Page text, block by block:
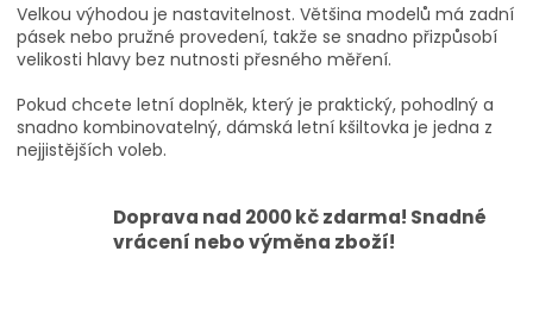
Velkou výhodou je nastavitelnost. Většina modelů má zadní
pásek nebo pružné provedení, takže se snadno přizpůsobí
velikosti hlavy bez nutnosti přesného měření.
Pokud chcete letní doplněk, který je praktický, pohodlný a
snadno kombinovatelný, dámská letní kšiltovka je jedna z
nejjistějších voleb.
Doprava nad 2000 kč zdarma! Snadné
vrácení nebo výměna zboží!